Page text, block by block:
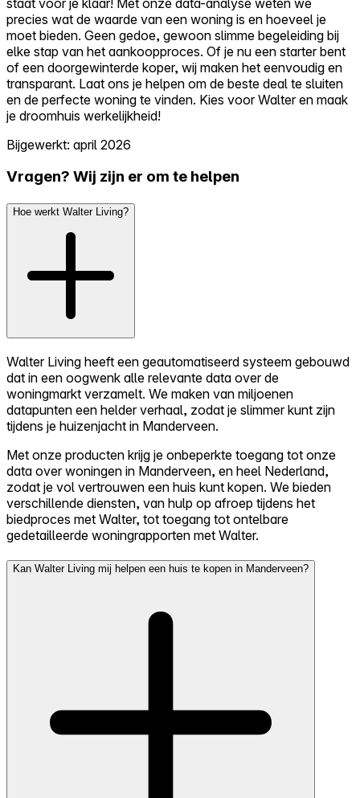
precies wat de waarde van een woning is en hoeveel je
moet bieden. Geen gedoe, gewoon slimme begeleiding bij
elke stap van het aankoopproces. Of je nu een starter bent
of een doorgewinterde koper, wij maken het eenvoudig en
transparant. Laat ons je helpen om de beste deal te sluiten
en de perfecte woning te vinden. Kies voor Walter en maak
je droomhuis werkelijkheid!
Bijgewerkt: april 2026
Vragen? Wij zijn er om te helpen
Hoe werkt Walter Living?
Walter Living heeft een geautomatiseerd systeem gebouwd
dat in een oogwenk alle relevante data over de
woningmarkt verzamelt. We maken van miljoenen
datapunten een helder verhaal, zodat je slimmer kunt zijn
tijdens je huizenjacht in Manderveen.
Met onze producten krijg je onbeperkte toegang tot onze
data over woningen in Manderveen, en heel Nederland,
zodat je vol vertrouwen een huis kunt kopen. We bieden
verschillende diensten, van hulp op afroep tijdens het
biedproces met Walter, tot toegang tot ontelbare
gedetailleerde woningrapporten met Walter.
Kan Walter Living mij helpen een huis te kopen in Manderveen?